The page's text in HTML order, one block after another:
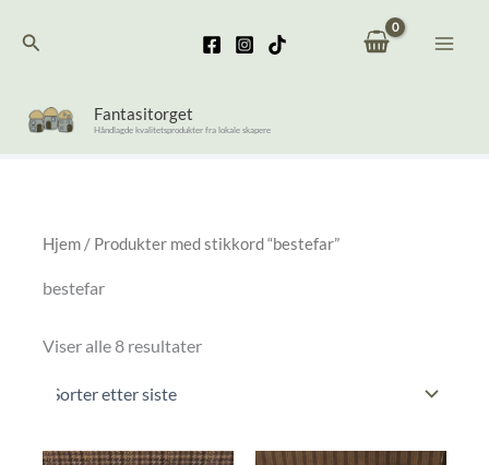
rettSøk
Fantasitorget
Håndlagde kvalitetsprodukter fra lokale skapere
Hjem / Produkter med stikkord “bestefar”
bestefar
Viser alle 8 resultaterSortert